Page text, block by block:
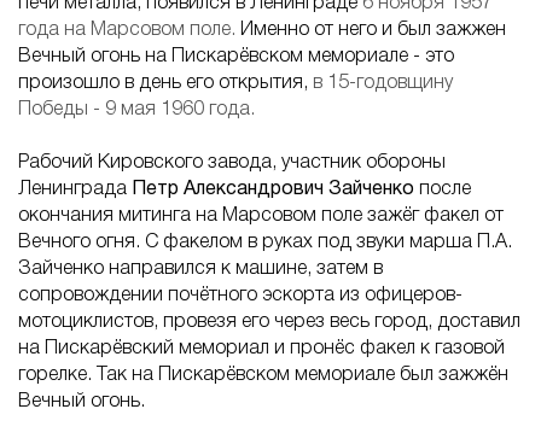
печи металла, появился в Ленинграде 6 ноября 1957
года на Марсовом поле. Именно от него и был зажжен
Вечный огонь на Пискарёвском мемориале - это
произошло в день его открытия, в 15-годовщину
Победы - 9 мая 1960 года.
Рабочий Кировского завода, участник обороны
Ленинграда
Петр Александрович Зайченко после
окончания митинга на Марсовом поле зажёг факел от
Вечного огня. С факелом в руках под звуки марша П.А.
Зайченко направился к машине, затем в
сопровождении почётного эскорта из офицеров-
мотоциклистов, провезя его через весь город, доставил
на Пискарёвский мемориал и пронёс факел к газовой
горелке. Так на Пискарёвском мемориале был зажжён
Вечный огонь.